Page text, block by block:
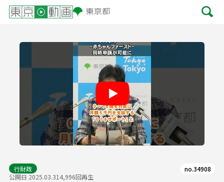
行財政
公開日 2025.03.31 4,996回再生
no.34908